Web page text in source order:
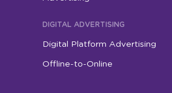
DIGITAL ADVERTISING
Digital Platform Advertising
Offline-to-Online